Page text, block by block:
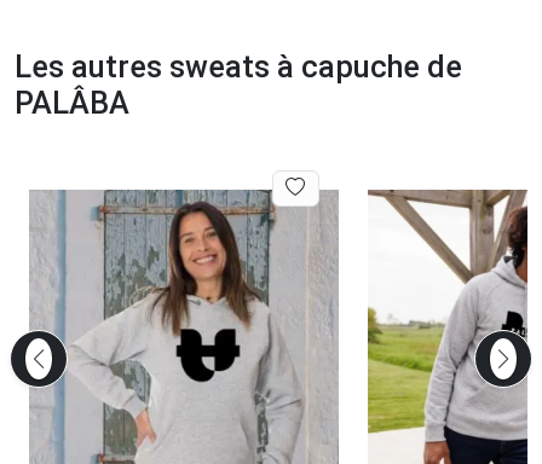
Les autres sweats à capuche de
PALÂBA